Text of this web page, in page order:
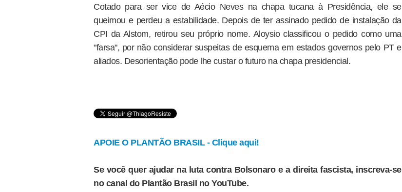
Cotado para ser vice de Aécio Neves na chapa tucana à Presidência, ele se
queimou e perdeu a estabilidade. Depois de ter assinado pedido de instalação da
CPI da Alstom, retirou seu próprio nome. Aloysio classificou o pedido como uma
"farsa", por não considerar suspeitas de esquema em estados governos pelo PT e
aliados. Desorientação pode lhe custar o futuro na chapa presidencial.
APOIE O PLANTÃO BRASIL - Clique aqui!
Se você quer ajudar na luta contra Bolsonaro e a direita fascista, inscreva-se
no canal do Plantão Brasil no YouTube.